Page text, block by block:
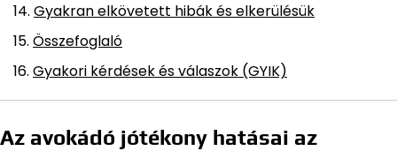
Gyakran elkövetett hibák és elkerülésük
Összefoglaló
Gyakori kérdések és válaszok (GYIK)
Az avokádó jótékony hatásai az